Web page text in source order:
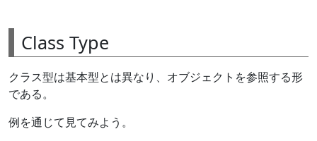
Class Type
クラス型は基本型とは異なり、オブジェクトを参照する形
である。
例を通じて見てみよう。